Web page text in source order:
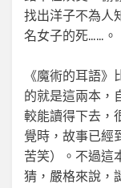
找出洋子不為人
名女子的死……。
《魔術的耳語
的就是這兩本，
較能讀得下去，
覺時，故事已經
苦笑）。不過這
猜，嚴格來說，